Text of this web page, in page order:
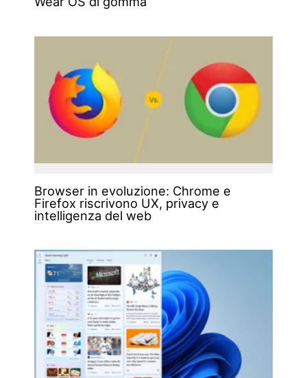
Browser in evoluzione: Chrome e
Firefox riscrivono UX, privacy e
intelligenza del web